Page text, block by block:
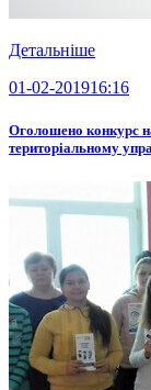
Детальніше
01-02-201916:16
Оголошено конкурс
територіальному